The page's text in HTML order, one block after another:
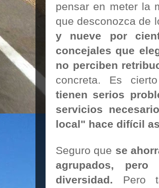
pensar en meter la
que desconozca de
y nueve por
concejales que
no perciben
concreta. Es
tienen serios
servicios
local" hace difícil
Seguro que se
agrupados,
diversidad. Pero